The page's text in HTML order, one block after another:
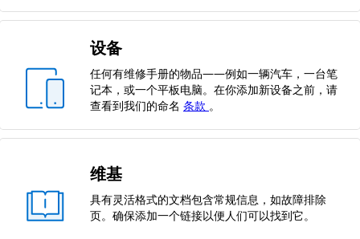
设备
任何有维修手册的物品——例如一辆汽车，一台笔
记本，或一个平板电脑。在你添加新设备之前，请
查看到我们的命名 条款 。
维基
具有灵活格式的文档包含常规信息，如故障排除
页。确保添加一个链接以便人们可以找到它。